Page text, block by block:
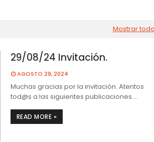
Mostrar todo
29/08/24 Invitación.
AGOSTO 29, 2024
Muchas gracias por la invitación. Atentos
tod@s a las siguientes publicaciones.…
READ MORE »